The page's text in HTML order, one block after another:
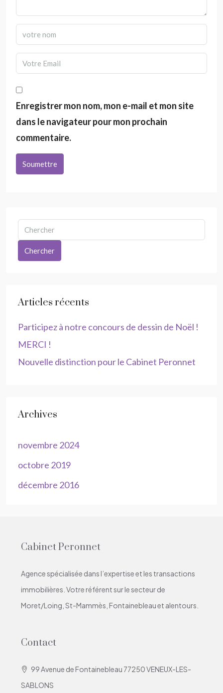
Enregistrer mon nom, mon e-mail et mon site
dans le navigateur pour mon prochain
commentaire.
Soumettre
Chercher
Articles récents
Participez à notre concours de dessin de Noël !
MERCI !
Nouvelle distinction pour le Cabinet Peronnet
Archives
novembre 2024
octobre 2019
décembre 2016
Cabinet Peronnet
Agence spécialisée dans l’expertise et les transactions
immobilières. Votre référent sur le secteur de
Moret/Loing, St-Mammès, Fontainebleau et alentours.
Contact
99 Avenue de Fontainebleau 77250 VENEUX-LES-
SABLONS